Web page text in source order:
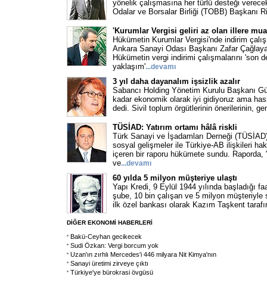
yönelik çalışmasına her türlü desteği
Odalar ve Borsalar Birliği (TOBB) Başkanı
'Kurumlar Vergisi geliri az olan illere
Hükümetin Kurumlar Vergisi'nde indirim
Ankara Sanayi Odası Başkanı Zafar
Hükümetin vergi indirimi çalışmalarını 'son
yaklaşım'...devamı
3 yıl daha dayanalım işsizlik azalır
Sabancı Holding Yönetim Kurulu Başkanı
kadar ekonomik olarak iyi gidiyoruz ama
dedi. Sivil toplum örgütlerinin önerilerinin,
TÜSİAD: Yatırım ortamı hâlâ riskli
Türk Sanayi ve İşadamları Derneği
sosyal gelişmeler ile Türkiye-AB ilişkileri
içeren bir raporu hükümete sundu.
ve...devamı
60 yılda 5 milyon müşteriye ulaştı
Yapı Kredi, 9 Eylül 1944 yılında başladığı
şube, 10 bin çalışan ve 5 milyon müşteriyle
ilk özel bankası olarak Kazım Taşkent
DİĞER EKONOMİ HABERLERİ
Bakü-Ceyhan gecikecek
Sudi Özkan: Vergi borcum yok
Uzan'ın zırhlı Mercedes'i 446 milyara Nit Kimya'nın
Sanayi üretimi zirveye çıktı
Türkiye'ye bürokrasi övgüsü